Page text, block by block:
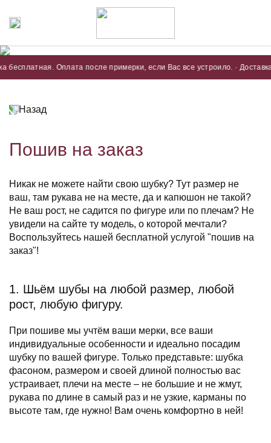
Оплата после примерки, если Вас все устроило. · Доставка
Назад
Пошив на заказ
Никак не можете найти свою шубку? Тут размер не
ваш, там рукава не на месте, да и капюшон не такой?
Не ваш рост, не садится по фигуре или по плечам? Не
увидели на сайте ту модель, о которой мечтали?
Воспользуйтесь нашей бесплатной услугой "пошив на
заказ"!
1. Шьём шубы на любой размер, любой
рост, любую фигуру.
При пошиве мы учтём ваши мерки, все ваши
индивидуальные особенности и идеально посадим
шубку по вашей фигуре. Только представьте: шубка
фасоном, размером и своей длиной полностью вас
устраивает, плечи на месте – не большие и не жмут,
рукава по длине в самый раз и не узкие, карманы по
высоте там, где нужно! Вам очень комфортно в ней!